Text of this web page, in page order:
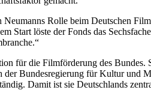
Neumanns Rolle beim Deutschen
Start löste der Fonds das
für die Filmförderung des
der Bundesregierung für Kultur
Damit ist sie Deutschlands